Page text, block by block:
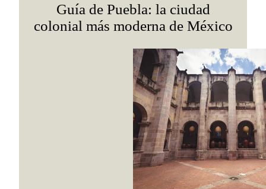
Guía de Puebla: la ciudad
colonial más moderna de México